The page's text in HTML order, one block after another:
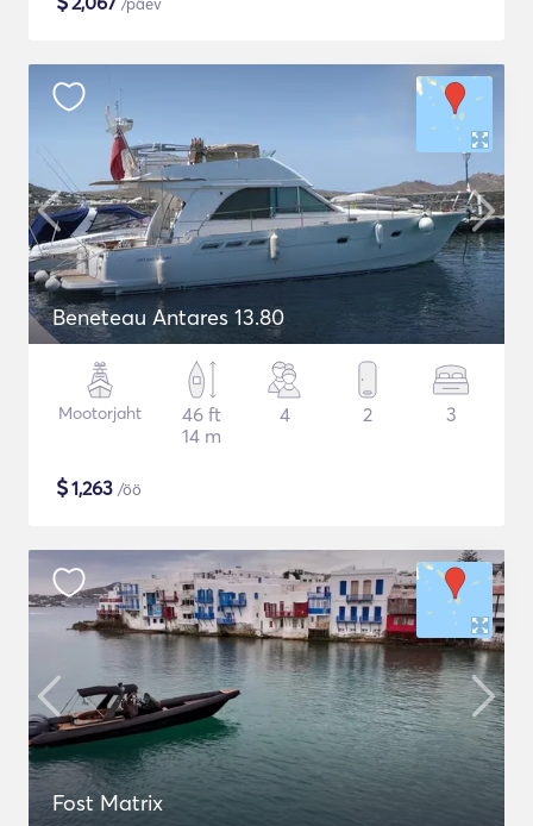
Beneteau Antares 13.80
Mootorjaht
46 ft
14 m
4 2 3
$1,263 /öö
Fost Matrix